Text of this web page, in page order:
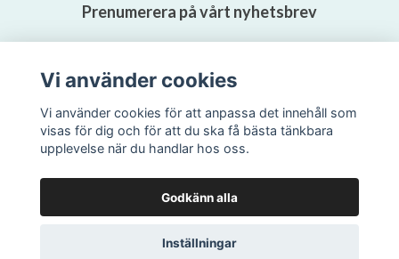
Prenumerera på vårt nyhetsbrev
Vi använder cookies
Vi använder cookies för att anpassa det innehåll som
visas för dig och för att du ska få bästa tänkbara
upplevelse när du handlar hos oss.
Godkänn alla
Inställningar